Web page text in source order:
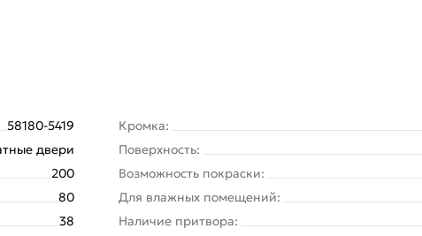
58180-5419
двери
200
80
38
Кромка:
Поверхность:
Возможность покраски:
Для влажных помещений:
Наличие притвора: